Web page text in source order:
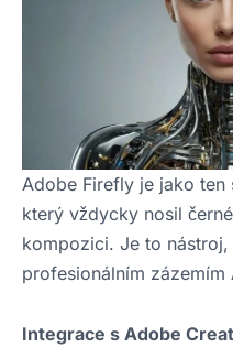
Adobe Firefly je jako ten
který vždycky nosil
kompozici. Je to
profesionálním zázemím
Integrace s Adobe